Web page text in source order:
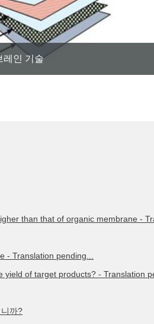
레인 기술
than that of organic membrane -
- Translation pending...
yield of target products? - Translation
까?